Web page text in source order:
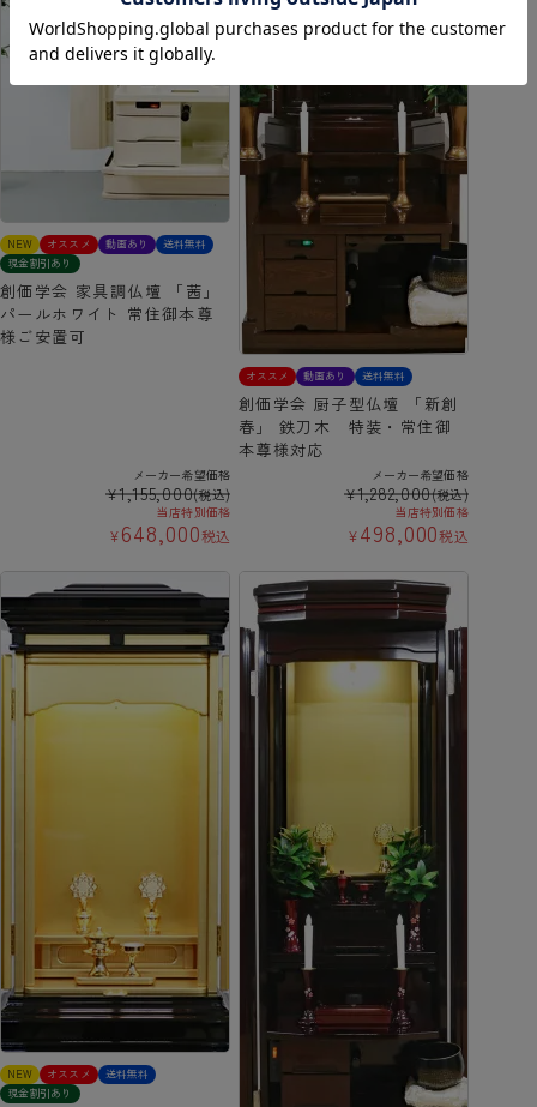
NEW オススメ 動画あり
送料無料
現金割引あり
創価学会 家具調仏壇 「茜」
パールホワイト 常住御本尊
様ご安置可
メーカー希望価格
¥1,155,000(税込)
当店特別価格
¥648,000税込
オススメ 動画あり 送料無料
創価学会 厨子型仏壇 「新創
春」 鉄刀木 特装・常住御
本尊様対応
メーカー希望価格
¥1,282,000(税込)
当店特別価格
¥498,000税込
NEW オススメ
送料無料
現金割引あり